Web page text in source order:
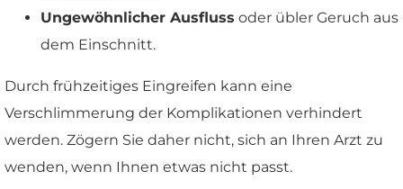
Ungewöhnlicher Ausfluss oder übler Geruch aus
dem Einschnitt.
Durch frühzeitiges Eingreifen kann eine
Verschlimmerung der Komplikationen verhindert
werden. Zögern Sie daher nicht, sich an Ihren Arzt zu
wenden, wenn Ihnen etwas nicht passt.